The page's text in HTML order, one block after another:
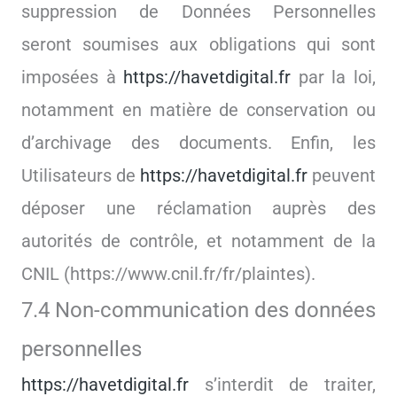
suppression de Données Personnelles
seront soumises aux obligations qui sont
imposées à https://havetdigital.fr par la loi,
notamment en matière de conservation ou
d’archivage des documents. Enfin, les
Utilisateurs de https://havetdigital.fr peuvent
déposer une réclamation auprès des
autorités de contrôle, et notamment de la
CNIL (https://www.cnil.fr/fr/plaintes).
7.4 Non-communication des données
personnelles
https://havetdigital.fr s’interdit de traiter,